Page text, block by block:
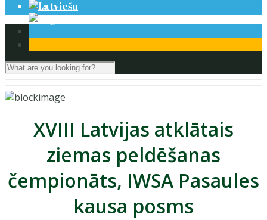
XVIII Latvijas atklātais
ziemas peldēšanas
čempionāts, IWSA Pasaules
kausa posms